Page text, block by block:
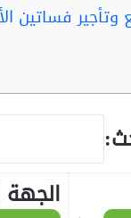
فساتين
الجهة